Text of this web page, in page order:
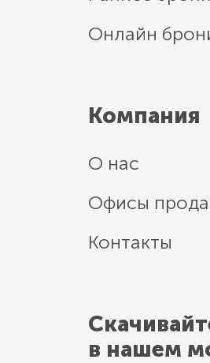
Онлайн
Компания
О нас
Офисы
Контакты
в нашем